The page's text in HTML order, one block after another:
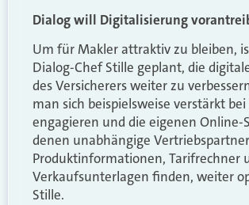
Dialog will Digitalisierung
Um für Makler attraktiv zu bleiben,
Dialog-Chef Stille geplant, die
des Versicherers weiter zu
man sich beispielsweise verstärkt bei
engagieren und die eigenen Online-
denen unabhängige Vertriebspartner
Produktinformationen, Tarifrechner
Verkaufsunterlagen finden, weiter
Stille.